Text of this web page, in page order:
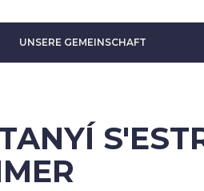
UNSERE GEMEINSCHAFT